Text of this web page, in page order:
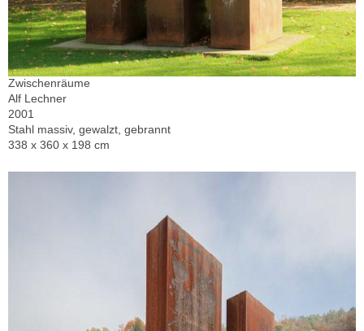
Zwischenräume
Alf Lechner
2001
Stahl massiv, gewalzt, gebrannt
338 x 360 x 198 cm